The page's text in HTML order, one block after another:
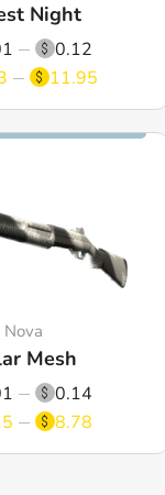
Night
0.12
11.95
Nova
Mesh
0.14
8.78